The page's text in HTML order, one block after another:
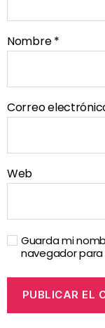
Nombre*
Correo
Web
Guarda mi
navegador